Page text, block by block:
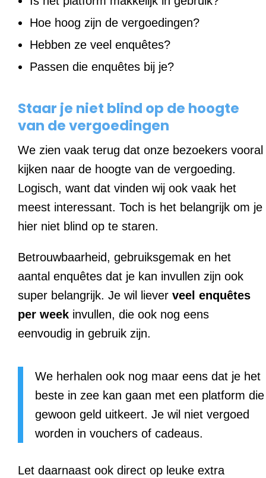
Hoe hoog zijn de vergoedingen?
Hebben ze veel enquêtes?
Passen die enquêtes bij je?
Staar je niet blind op de hoogte
van de vergoedingen
We zien vaak terug dat onze bezoekers vooral
kijken naar de hoogte van de vergoeding.
Logisch, want dat vinden wij ook vaak het
meest interessant. Toch is het belangrijk om je
hier niet blind op te staren.
Betrouwbaarheid, gebruiksgemak en het
aantal enquêtes dat je kan invullen zijn ook
super belangrijk. Je wil liever veel enquêtes
per week invullen, die ook nog eens
eenvoudig in gebruik zijn.
We herhalen ook nog maar eens dat je het
beste in zee kan gaan met een platform die
gewoon geld uitkeert. Je wil niet vergoed
worden in vouchers of cadeaus.
Let daarnaast ook direct op leuke extra